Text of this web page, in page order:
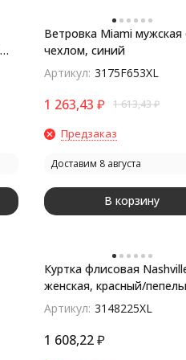
Ветровка Miami мужская
чехлом, синий
Артикул: 3175F653XL
1 263,43 ₽ 1 613,43₽
Предзаказ
Доставим 8 августа
В корзину
Куртка флисовая
женская, красный/
серый
Артикул: 3148225XL
1 608,22₽